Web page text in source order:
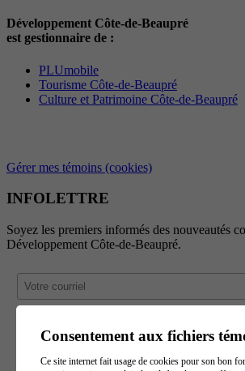
Développement Côte-de-Beaupré
est gestionnaire de :
PLUmobile
Tourisme Côte-de-Beaupré
Culture et Patrimoine Côte-de-Beaupré
Gérer mes témoins (cookies)
INFOLETTRE
Soyez les premiers informés des nouveautés
Développement Côte-de-Beaupré.
Consentement aux fichiers
Ce site internet fait usage de cookies pour son bon